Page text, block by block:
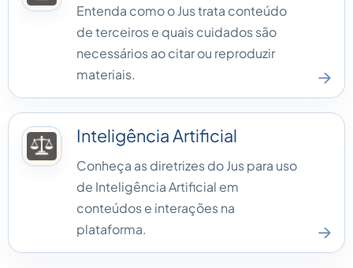
Entenda como o Jus trata conteúdo
de terceiros e quais cuidados são
necessários ao citar ou reproduzir
materiais.
→
Inteligência Artificial
Conheça as diretrizes do Jus para uso
de Inteligência Artificial em
conteúdos e interações na
plataforma.
→